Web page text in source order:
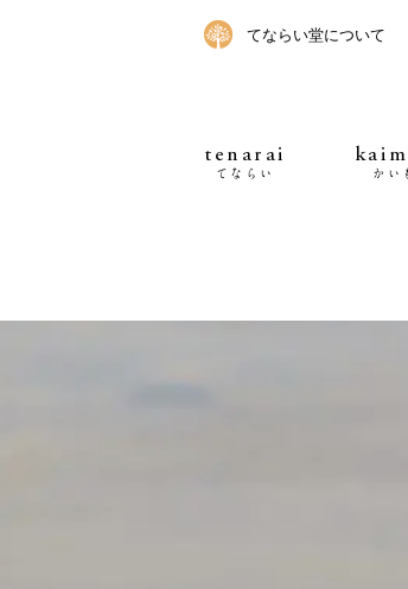
てならい堂について
tenarai
てならい かい